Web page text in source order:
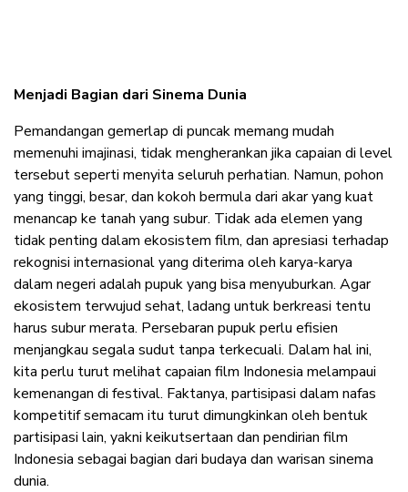
Menjadi Bagian dari Sinema Dunia
Pemandangan gemerlap di puncak memang mudah
memenuhi imajinasi, tidak mengherankan jika capaian di level
tersebut seperti menyita seluruh perhatian. Namun, pohon
yang tinggi, besar, dan kokoh bermula dari akar yang kuat
menancap ke tanah yang subur. Tidak ada elemen yang
tidak penting dalam ekosistem film, dan apresiasi terhadap
rekognisi internasional yang diterima oleh karya-karya
dalam negeri adalah pupuk yang bisa menyuburkan. Agar
ekosistem terwujud sehat, ladang untuk berkreasi tentu
harus subur merata. Persebaran pupuk perlu efisien
menjangkau segala sudut tanpa terkecuali. Dalam hal ini,
kita perlu turut melihat capaian film Indonesia melampaui
kemenangan di festival. Faktanya, partisipasi dalam nafas
kompetitif semacam itu turut dimungkinkan oleh bentuk
partisipasi lain, yakni keikutsertaan dan pendirian film
Indonesia sebagai bagian dari budaya dan warisan sinema
dunia.